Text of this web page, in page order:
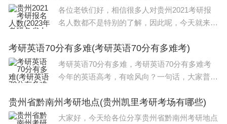
各位老铁们好，相信很多人对贵州2021考研报
名人数都不是特别的了解，因此呢，今天就来为
3年考研各省人数的问题知识，还望可以帮助大
家，解决大家的一些困惑，下面一起来看看吧！
本
考研英语70分有多难(考研英语70分有多难考)
考研英语70分有多难，考研英语70分有多难考
今年的英语高考，有啥风向？一句话，大家普遍
要拿到135+的高分，难度相当高。倒不是难在
考的偏，而是难在出题方向上。举个例子，大家
贵州省黔南州考研地点(贵州凯里考研考场有哪些)
大家好，今天给各位分享贵州省黔南州考研地点